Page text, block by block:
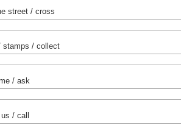
street / cross
stamps / collect
/ ask
/ call